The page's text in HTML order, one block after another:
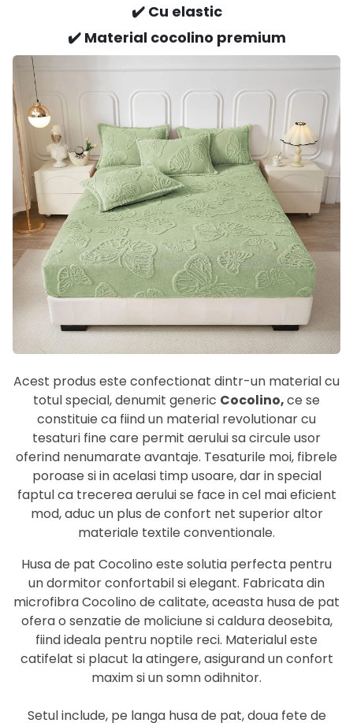
✔️ Cu elastic
✔️ Material cocolino premium
Acest produs este confectionat dintr-un material cu
totul special, denumit generic Cocolino,ce se
constituie ca fiind un material revolutionar cu
tesaturi fine care permit aerului sa circule usor
oferind nenumarate avantaje. Tesaturile moi, fibrele
poroase si in acelasi timp usoare, dar in special
faptul ca trecerea aerului se face in cel mai eficient
mod, aduc un plus de confort net superior altor
materiale textile conventionale.
Husa de pat Cocolino este solutia perfecta pentru
un dormitor confortabil si elegant. Fabricata din
microfibra Cocolino de calitate, aceasta husa de pat
ofera o senzatie de moliciune si caldura deosebita,
fiind ideala pentru noptile reci. Materialul este
catifelat si placut la atingere, asigurand un confort
maxim si un somn odihnitor.
Setul include, pe langa husa de pat, doua fete de